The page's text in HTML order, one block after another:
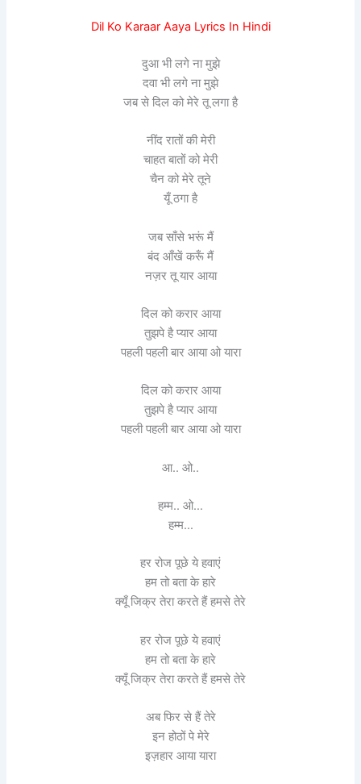
Dil Ko Karaar Aaya Lyrics In Hindi
दुआ भी लगे ना मुझे
दवा भी लगे ना मुझे
जब से दिल को मेरे तू लगा है
नींद रातों की मेरी
चाहत बातों को मेरी
चैन को मेरे तूने
यूँ ठगा है
जब साँसे भरूं मैं
बंद आँखें करूँ मैं
नज़र तू यार आया
दिल को करार आया
तुझपे है प्यार आया
पहली पहली बार आया ओ यारा
दिल को करार आया
तुझपे है प्यार आया
पहली पहली बार आया ओ यारा
आ.. ओ..
हम्म.. ओ…
हम्म…
हर रोज पूछे ये हवाएं
हम तो बता के हारे
क्यूँ जिक्र तेरा करते हैं हमसे तेरे
हर रोज पूछे ये हवाएं
हम तो बता के हारे
क्यूँ जिक्र तेरा करते हैं हमसे तेरे
अब फिर से हैं तेरे
इन होठों पे मेरे
इज़हार आया यारा